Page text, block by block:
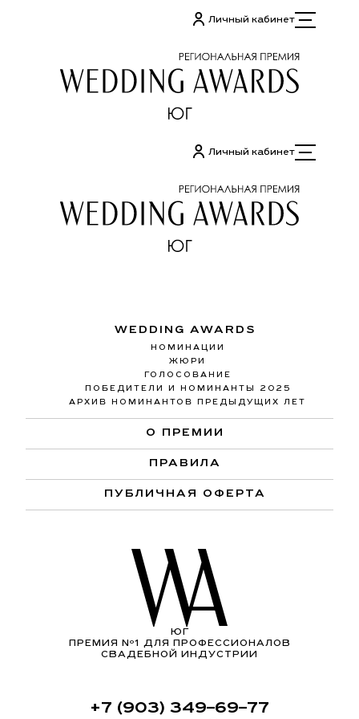
Личный кабинет
Личный кабинет
WEDDING AWARDS
НОМИНАЦИИ
ЖЮРИ
ГОЛОСОВАНИЕ
ПОБЕДИТЕЛИ И НОМИНАНТЫ 2025
АРХИВ НОМИНАНТОВ ПРЕДЫДУЩИХ ЛЕТ
О ПРЕМИИ
ПРАВИЛА
ПУБЛИЧНАЯ ОФЕРТА
ЮГ
ПРЕМИЯ Nº1 ДЛЯ ПРОФЕССИОНАЛОВ
СВАДЕБНОЙ ИНДУСТРИИ
+7 (903) 349–69–77